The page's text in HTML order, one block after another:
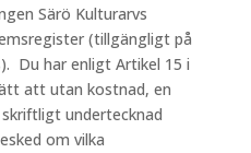
Särö Kulturarvs
(tillgängligt på
Du har enligt Artikel 15 i
att utan kostnad, en
undertecknad
om vilka